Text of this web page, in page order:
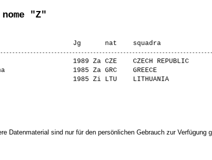
"Z"
1989 Za CZE    CZECH
Despoina
1985 Za GRC    GREECE
Datenmaterial sind nur für den persönlichen Gebrauch zur